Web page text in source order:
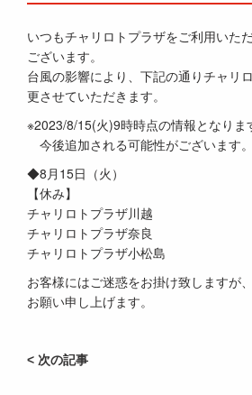
いつもチャリロトプラザをご利用いた
ございます。
台風の影響により、下記の通りチャリ
更させていただきます。
※2023/8/15(火)9時時点の情報となりま
今後追加される可能性がございます。
◆8月15日（火）
【休み】
チャリロトプラザ川越
チャリロトプラザ奈良
チャリロトプラザ小松島
お客様にはご迷惑をお掛け致しますが
お願い申し上げます。
< 次の記事